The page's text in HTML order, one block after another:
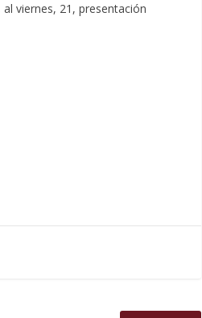
viernes, 21, presentación